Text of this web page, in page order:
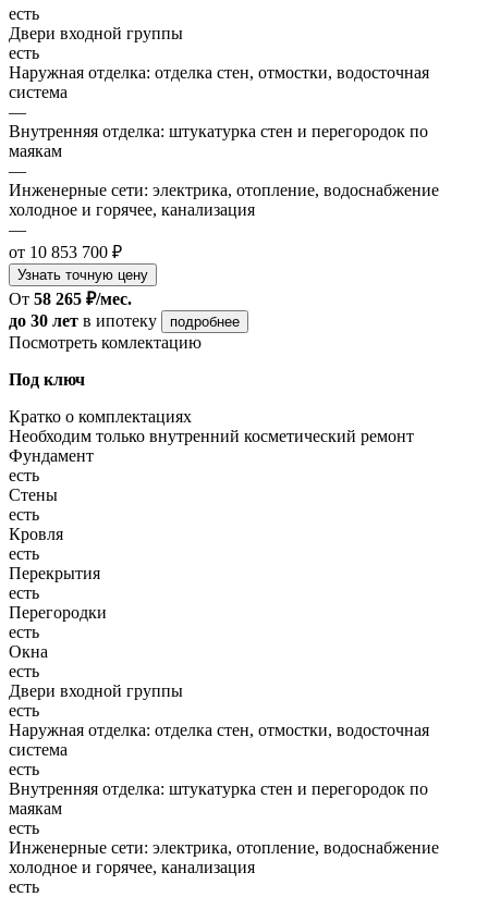
есть
Двери входной группы
есть
Наружная отделка: отделка стен, отмостки, водосточная
система
—
Внутренняя отделка: штукатурка стен и перегородок по
маякам
—
Инженерные сети: электрика, отопление, водоснабжение
холодное и горячее, канализация
—
от 10 853 700 ₽
Узнать точную цену
От 58 265 ₽/мес.
до 30 лет в ипотеку подробнее
Посмотреть комлектацию
Под ключ
Кратко о комплектациях
Необходим только внутренний косметический ремонт
Фундамент
есть
Стены
есть
Кровля
есть
Перекрытия
есть
Перегородки
есть
Окна
есть
Двери входной группы
есть
Наружная отделка: отделка стен, отмостки, водосточная
система
есть
Внутренняя отделка: штукатурка стен и перегородок по
маякам
есть
Инженерные сети: электрика, отопление, водоснабжение
холодное и горячее, канализация
есть